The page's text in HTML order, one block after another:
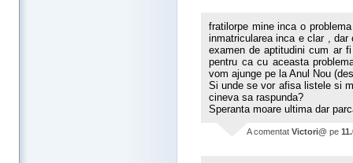
fratilorpe mine inca o
inmatricularea inca e clar ,
examen de aptitudini cum ar
pentru ca cu aceasta
vom ajunge pe la Anul Nou
Si unde se vor afisa listele si
cineva sa raspunda?
Speranta moare ultima dar
A comentat Victori@ pe